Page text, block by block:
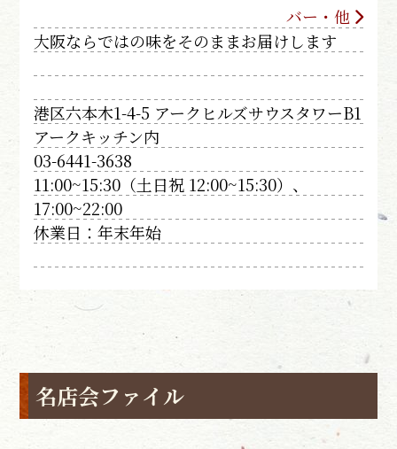
バー・他
大阪ならではの味をそのままお届けします
港区六本木1-4-5 アークヒルズサウスタワーB1
アークキッチン内
03-6441-3638
11:00~15:30（土日祝 12:00~15:30）、
17:00~22:00
休業日：年末年始
名店会ファイル